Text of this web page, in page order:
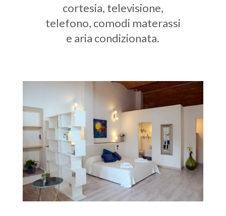
cortesia, televisione,
telefono, comodi materassi
e aria condizionata.